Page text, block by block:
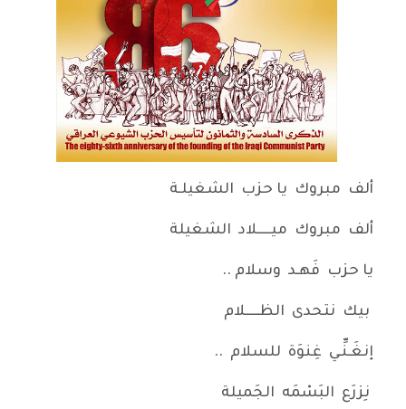
ألف مبروك يا حزب الشغيلـة
ألف مبروك ميـــــلاد الشغيلة
يا حزب فَهـد وسلام ..
بيك نتحدى الظـــــلام
إنغَـنِّـي غِنوَة للسلام ..
نِزرَع البَسْمَه الجَميلة